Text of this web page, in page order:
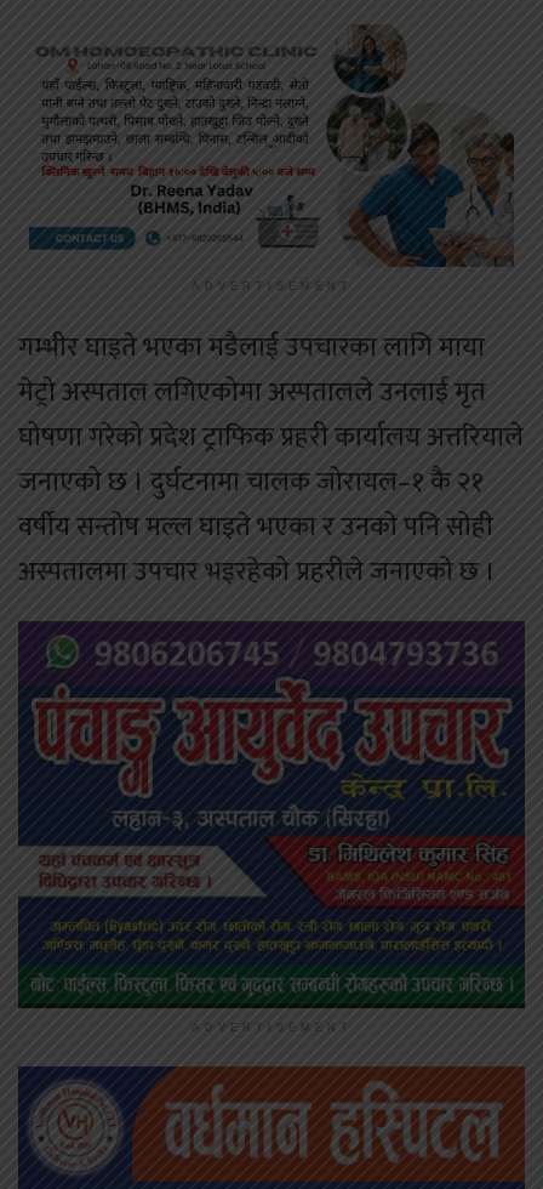
ADVERTISEMENT
गम्भीर घाइते भएका मडैलाई उपचारका लागि माया
मेट्रो अस्पताल लगिएकोमा अस्पतालले उनलाई मृत
घोषणा गरेको प्रदेश ट्राफिक प्रहरी कार्यालय अत्तरियाले
जनाएको छ । दुर्घटनामा चालक जोरायल–१ कै २१
वर्षीय सन्तोष मल्ल घाइते भएका र उनको पनि सोही
अस्पतालमा उपचार भइरहेको प्रहरीले जनाएको छ ।
ADVERTISEMENT